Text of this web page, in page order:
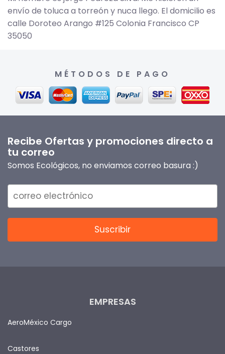
envío de toluca a torreón y nuca llego. El domicilio es
calle Doroteo Arango #125 Colonia Francisco CP
35050
MÉTODOS DE PAGO
Recibe Ofertas y promociones directo a
tu correo
Somos Ecológicos, no enviamos correo basura :)
EMPRESAS
AeroMéxico Cargo
Castores